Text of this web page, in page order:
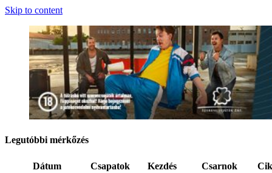
Skip to content
Legutóbbi mérkőzés
Dátum Csapatok Kezdés Csarnok